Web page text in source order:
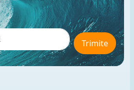
Trimite